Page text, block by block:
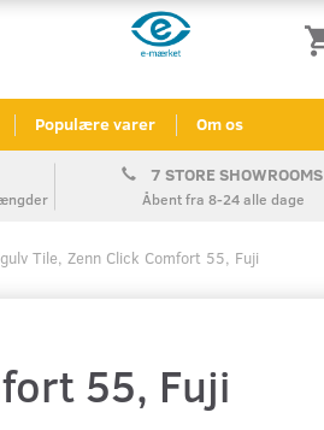
Populære varer Om os
7 STORE SHOWROOMS
Åbent fra 8-24 alle dage
Tile, Zenn Click Comfort 55, Fuji
55, Fuji